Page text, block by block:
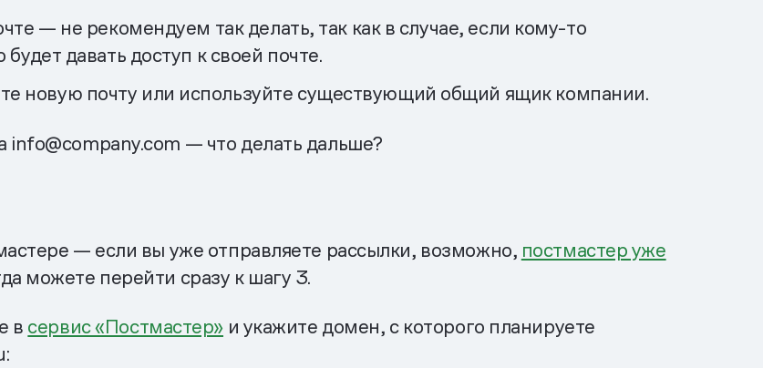
— не рекомендуем так делать, так как в случае, если кому-то
давать доступ к своей почте.
новую почту или используйте существующий общий ящик компании.
— что делать дальше?
— если вы уже отправляете рассылки, возможно, постмастер уже
можете перейти сразу к шагу 3.
в сервис «Постмастер» и укажите домен, с которого планируете